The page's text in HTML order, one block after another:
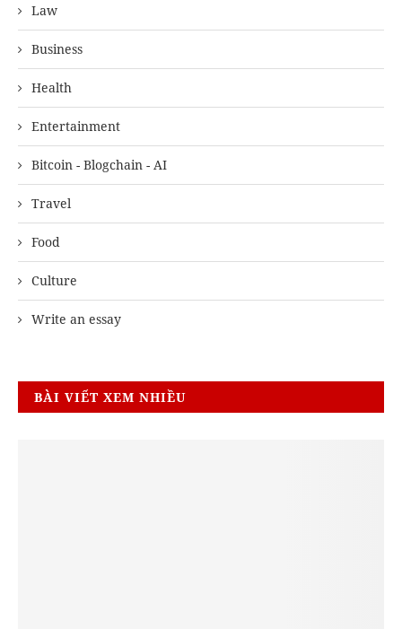
Law
Business
Health
Entertainment
Bitcoin - Blogchain - AI
Travel
Food
Culture
Write an essay
BÀI VIẾT XEM NHIỀU